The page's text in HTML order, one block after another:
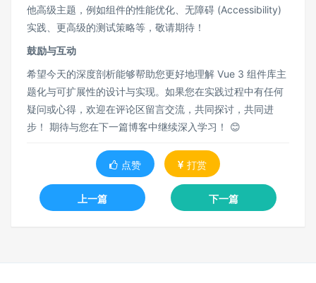
他高级主题，例如组件的性能优化、无障碍 (Accessibility)
实践、更高级的测试策略等，敬请期待！
鼓励与互动
希望今天的深度剖析能够帮助您更好地理解 Vue 3 组件库主
题化与可扩展性的设计与实现。如果您在实践过程中有任何
疑问或心得，欢迎在评论区留言交流，共同探讨，共同进
步！ 期待与您在下一篇博客中继续深入学习！ 😊
点赞 打赏
上一篇 下一篇